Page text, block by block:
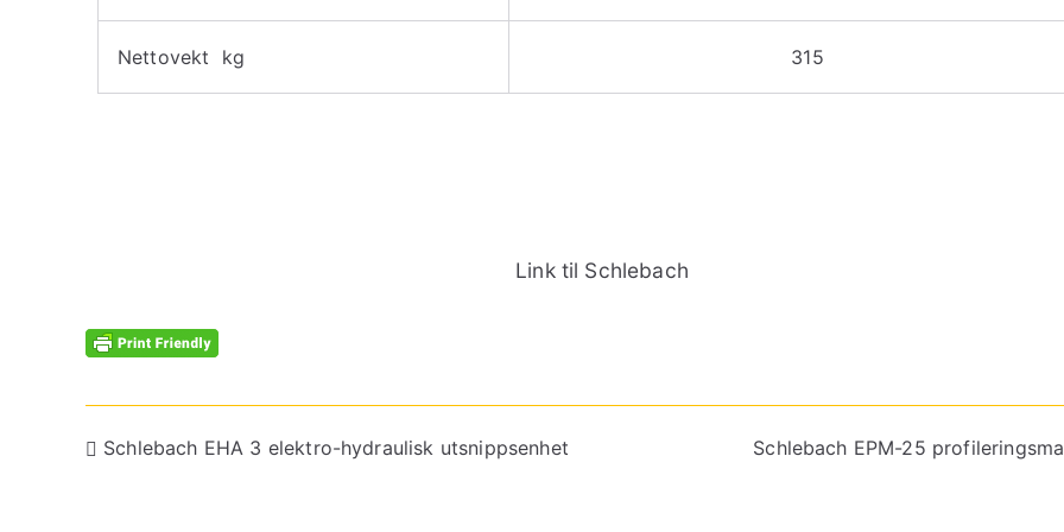
Nettovekt kg 315
Link til Schlebach
Schlebach EHA 3 elektro-hydraulisk utsnippsenhet Schlebach EPM-25